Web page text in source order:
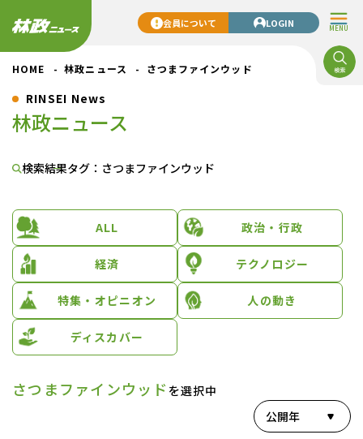
MENU
会員について LOGIN
HOME 林政ニュース さつまファインウッド
RINSEI News
林政ニュース
検索結果タグ：さつまファインウッド
ALL 政治・行政
経済 テクノロジー
特集・オピニオン 人の動き
ディスカバー
さつまファインウッド を選択中
公開年